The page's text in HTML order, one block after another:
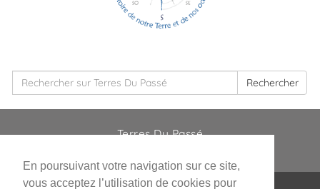
En poursuivant votre navigation sur ce site,
vous acceptez l’utilisation de cookies pour
Rechercher
Terres Du Passé